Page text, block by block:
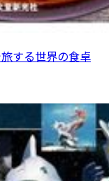
する世界の食卓